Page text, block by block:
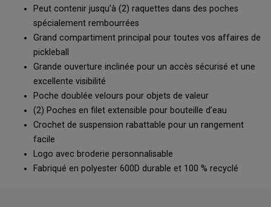
Peut contenir jusqu’à (2) raquettes dans des poches
spécialement rembourrées
Grand compartiment principal pour toutes vos affaires de
pickleball
Grande ouverture inclinée pour un accès sécurisé et une
excellente visibilité
Poche doublée velours pour objets de valeur
(2) Poches en filet extensible pour bouteille d’eau
Crochet de suspension rabattable pour un rangement
facile
Logo avec broderie personnalisable
Fabriqué en polyester 600D durable et 100 % recyclé